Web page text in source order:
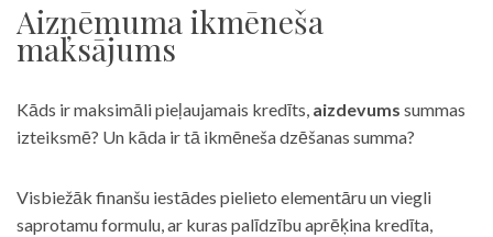
Aizņēmuma ikmēneša
maksājums
Kāds ir maksimāli pieļaujamais kredīts, aizdevums summas
izteiksmē? Un kāda ir tā ikmēneša dzēšanas summa?
Visbiežāk finanšu iestādes pielieto elementāru un viegli
saprotamu formulu, ar kuras palīdzību aprēķina kredīta,